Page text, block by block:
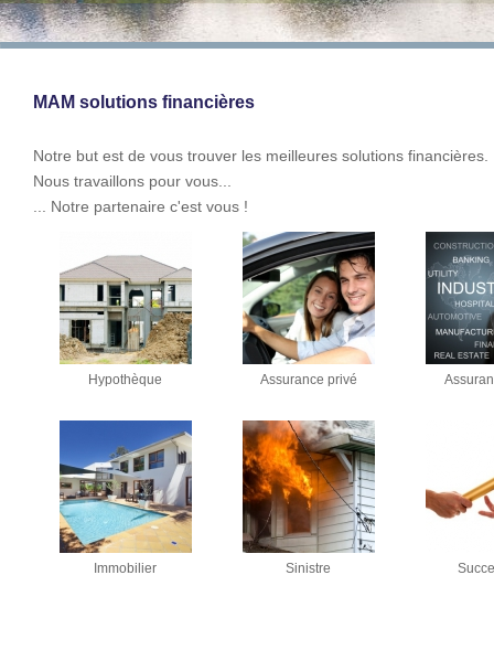
MAM solutions financières
Notre but est de vous trouver les meilleures solutions financières.
Nous travaillons pour vous...
... Notre partenaire c'est vous !
Hypothèque Assurance privé
Immobilier Sinistre